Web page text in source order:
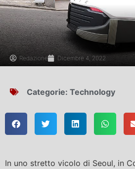
Redazione Dicembre 4, 2022
Categorie: Technology
In uno stretto vicolo di Seoul, in